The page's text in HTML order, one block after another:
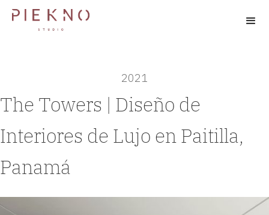
2021
The Towers | Diseño de
Interiores de Lujo en Paitilla,
Panamá